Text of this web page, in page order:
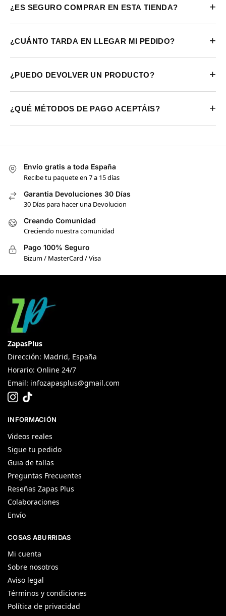
¿ES SEGURO COMPRAR EN ESTA TIENDA? +
¿CUÁNTO TARDA EN LLEGAR MI PEDIDO? +
¿PUEDO DEVOLVER UN PRODUCTO? +
¿QUÉ MÉTODOS DE PAGO ACEPTÁIS? +
Envío gratis a toda España
Recibe tu paquete en 7 a 15 días
Garantia Devoluciones 30 Días
30 Días para hacer una Devolucion
Creando Comunidad
Creciendo nuestra comunidad
Pago 100% Seguro
Bizum / MasterCard / Visa
ZapasPlus
Dirección: Madrid, España
Horario: Online 24/7
Email: infozapasplus@gmail.com
INFORMACIÓN
Videos reales
Sigue tu pedido
Guia de tallas
Preguntas Frecuentes
Reseñas Zapas Plus
Colaboraciones
Envío
COSAS ABURRIDAS
Mi cuenta
Sobre nosotros
Aviso legal
Términos y condiciones
Política de privacidad